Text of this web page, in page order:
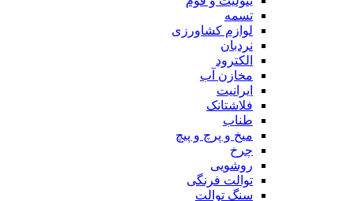
تسمه
لوازم کشاورزی
نردبان
الکترود
مخازن آب
ایرانیت
فلاشتانک
طناب
میخ و پرچ و پیچ
چرخ
روشویی
توالت فرنگی
سنگ توالت